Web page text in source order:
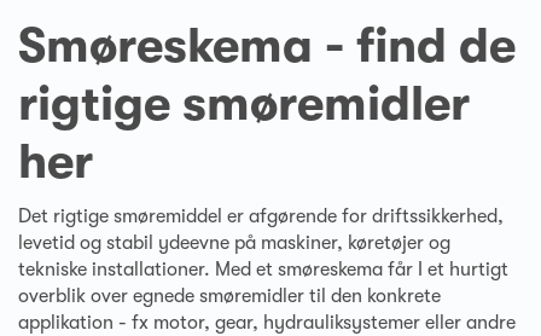
Smøreskema - find de
rigtige smøremidler
her
Det rigtige smøremiddel er afgørende for driftssikkerhed,
levetid og stabil ydeevne på maskiner, køretøjer og
tekniske installationer. Med et smøreskema får I et hurtigt
overblik over egnede smøremidler til den konkrete
applikation - fx motor, gear, hydrauliksystemer eller andre